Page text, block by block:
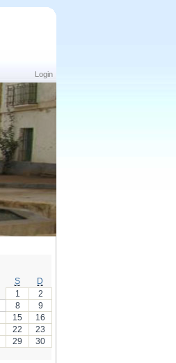
Login
S
D
1
2
8
9
15
16
22
23
29
30